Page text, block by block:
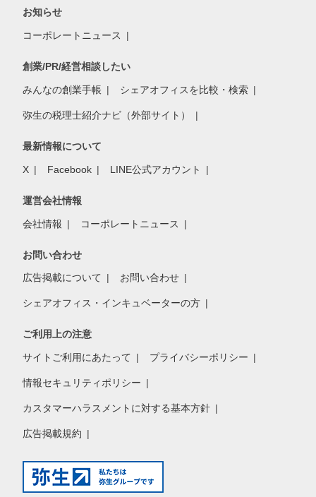
お知らせ
コーポレートニュース
創業/PR/経営相談したい
みんなの創業手帳 シェアオフィスを比較・検索
弥生の税理士紹介ナビ（外部サイト）
最新情報について
X Facebook LINE公式アカウント
運営会社情報
会社情報 コーポレートニュース
お問い合わせ
広告掲載について お問い合わせ
シェアオフィス・インキュベーターの方
ご利用上の注意
サイトご利用にあたって プライバシーポリシー
情報セキュリティポリシー
カスタマーハラスメントに対する基本方針
広告掲載規約